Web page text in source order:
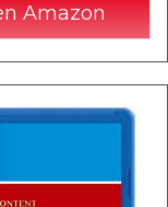
Amazon